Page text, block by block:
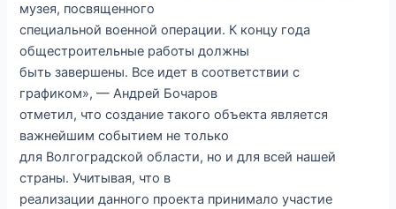
музея, посвященного
специальной военной операции. К концу года
общестроительные работы должны
быть завершены. Все идет в соответствии с
графиком», — Андрей Бочаров
отметил, что создание такого объекта является
важнейшим событием не только
для Волгоградской области, но и для всей нашей
страны. Учитывая, что в
реализации данного проекта принимало участие